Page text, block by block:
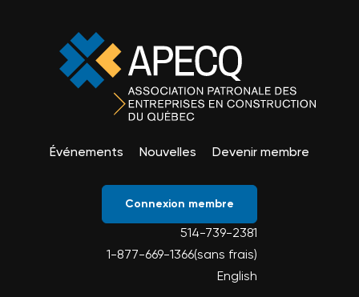
Événements Nouvelles Devenir membre
Connexion membre
514-739-2381
1-877-669-1366(sans frais)
English